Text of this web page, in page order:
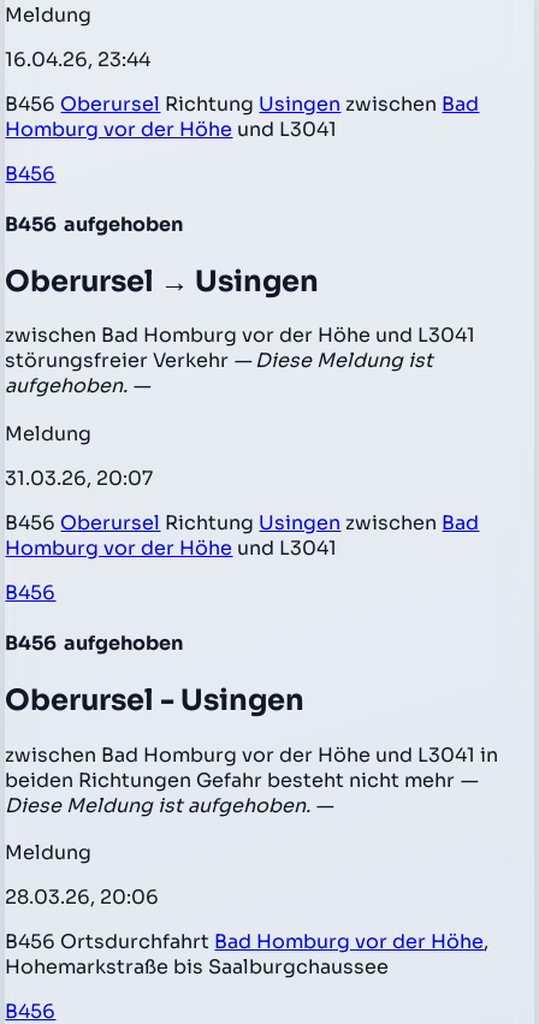
Meldung
16.04.26, 23:44
B456 Oberursel Richtung Usingen zwischen Bad
Homburg vor der Höhe und L3041
B456
B456 aufgehoben
Oberursel → Usingen
zwischen Bad Homburg vor der Höhe und L3041
störungsfreier Verkehr — Diese Meldung ist
aufgehoben. —
Meldung
31.03.26, 20:07
B456 Oberursel Richtung Usingen zwischen Bad
Homburg vor der Höhe und L3041
B456
B456 aufgehoben
Oberursel - Usingen
zwischen Bad Homburg vor der Höhe und L3041 in
beiden Richtungen Gefahr besteht nicht mehr —
Diese Meldung ist aufgehoben. —
Meldung
28.03.26, 20:06
B456 Ortsdurchfahrt Bad Homburg vor der Höhe,
Hohemarkstraße bis Saalburgchaussee
B456